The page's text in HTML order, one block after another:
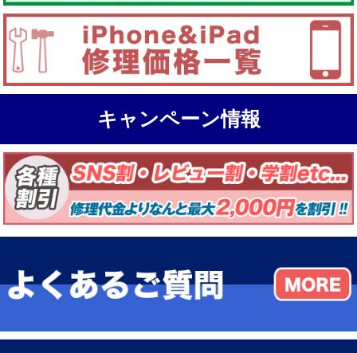
キャンペーン情報